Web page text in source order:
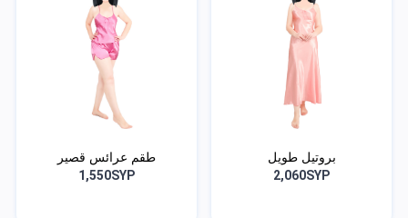
بروتيل طويل
2,060SYP
طقم عرائس قصير
1,550SYP